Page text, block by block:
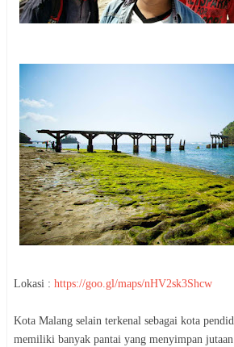
Lokasi : https://goo.gl/maps/nHV2sk3Shcw
Kota Malang selain terkenal sebagai kota
memiliki banyak pantai yang menyimpan